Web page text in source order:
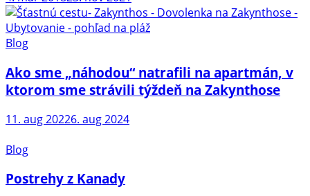
Blog
Ako sme „náhodou“ natrafili na apartmán, v
ktorom sme strávili týždeň na Zakynthose
11. aug 20226. aug 2024
Blog
Postrehy z Kanady